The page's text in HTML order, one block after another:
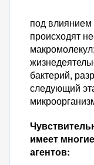
под
происходят
бактерий,
следующий
имеет
агентов: